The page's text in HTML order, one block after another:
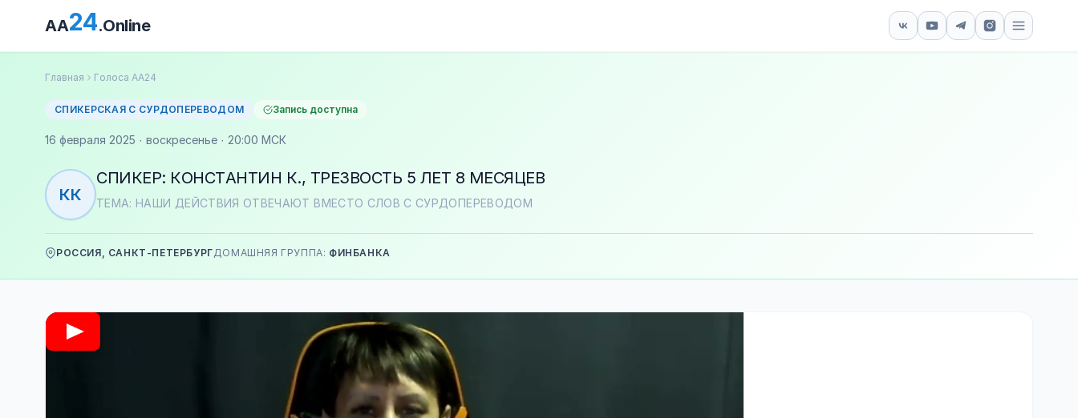
AA24.Online
Главная Голоса АА24
СПИКЕРСКАЯ С СУРДОПЕРЕВОДОМ Запись доступна
16 февраля 2025 · воскресенье · 20:00 МСК
КК
СПИКЕР: КОНСТАНТИН К., ТРЕЗВОСТЬ 5 ЛЕТ 8 МЕСЯЦЕВ
ТЕМА: НАШИ ДЕЙСТВИЯ ОТВЕЧАЮТ ВМЕСТО СЛОВ С СУРДОПЕРЕВОДОМ
РОССИЯ, САНКТ-ПЕТЕРБУРГДОМАШНЯЯ ГРУППА: ФИНБАНКА